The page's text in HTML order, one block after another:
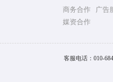
商务合作
广告
媒资合作
客服电话： 010-